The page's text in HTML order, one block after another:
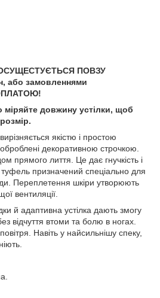
ПОВЗУ
або замовленнями
довжину устілки, щоб
якістю і простою
декоративною строчкою.
прямого лиття. Це дає гнучкість і
призначений спеціально для
Переплетення шкіри утворюють
вентиляції.
й адаптивна устілка дають змогу
відчуття втоми та болю в ногах.
Навіть у найсильнішу спеку,